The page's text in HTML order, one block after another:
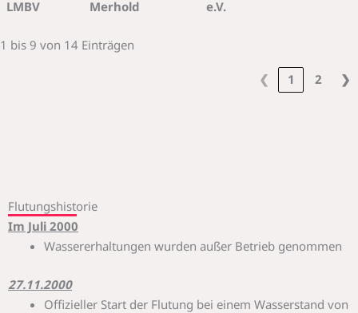
LMBV
Merhold
e.V.
1 bis 9 von 14 Einträgen
❮ 1 2 ❯
Flutungshistorie
Im Juli 2000
Wassererhaltungen wurden außer Betrieb genommen
27.11.2000
Offizieller Start der Flutung bei einem Wasserstand von